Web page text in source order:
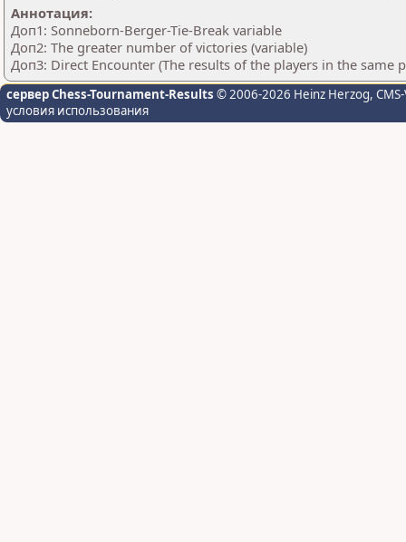
Аннотация:
Доп1: Sonneborn-Berger-Tie-Break variable
Доп2: The greater number of victories (variable)
Доп3: Direct Encounter (The results of the players in the same
сервер Chess-Tournament-Results © 2006-2026 Heinz Herzog,
условия использования